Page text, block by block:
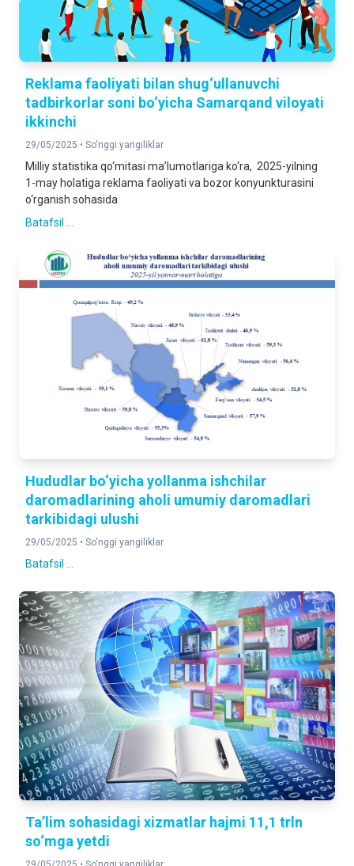
Reklama faoliyati bilan shug‘ullanuvchi
tadbirkorlar soni bo‘yicha Samarqand viloyati
ikkinchi
29/05/2025 • So‘nggi yangiliklar
Milliy statistika qo‘mitasi ma’lumotlariga ko‘ra, 2025-yilning
1-may holatiga reklama faoliyati va bozor konyunkturasini
o‘rganish sohasida
Batafsil ...
Hududlar bo‘yicha yollanma ishchilar
daromadlarining aholi umumiy daromadlari
tarkibidagi ulushi
29/05/2025 • So‘nggi yangiliklar
Batafsil ...
Ta’lim sohasidagi xizmatlar hajmi 11,1 trln
so‘mga yetdi